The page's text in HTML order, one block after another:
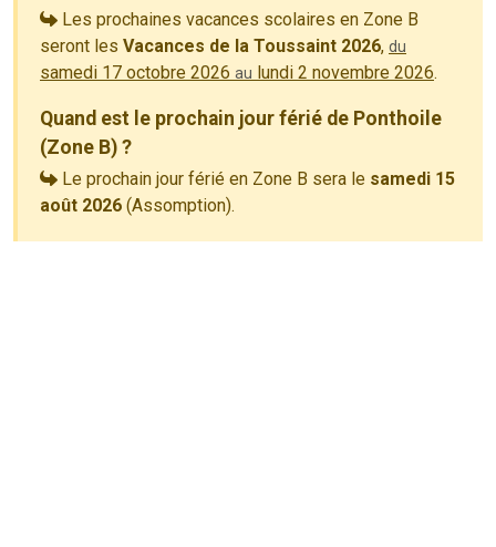
Les prochaines vacances scolaires en Zone B
seront les Vacances de la Toussaint 2026, du
samedi 17 octobre 2026 au lundi 2 novembre 2026.
Quand est le prochain jour férié de Ponthoile
(Zone B) ?
Le prochain jour férié en Zone B sera le samedi 15
août 2026 (Assomption).